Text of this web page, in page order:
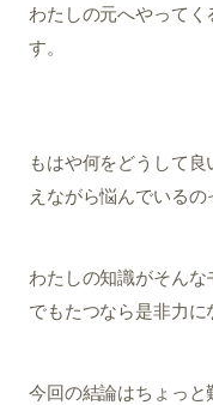
わたしの元へやってく
す。
もはや何をどうして
えながら悩んでいるの
わたしの知識がそん
でもたつなら是非力に
今回の結論はちょっ